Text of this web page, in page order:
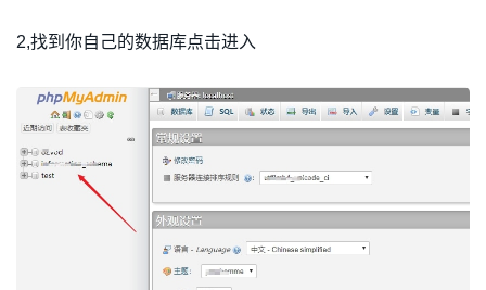
2,找到你自己的数据库点击进入